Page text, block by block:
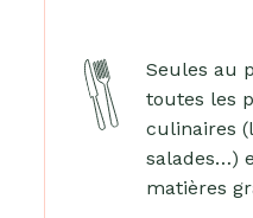
Seules au
toutes les
culinaires
salades…)
matières